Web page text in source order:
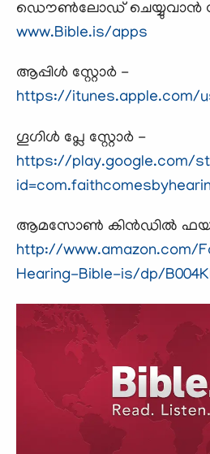
ഡൌണ്‍ലോഡ് ചെയ്യുവാന്‍
www.Bible.is/apps
ആപ്പിൾ സ്റ്റോർ -
https://itunes.apple.com/
ഗൂഗിൾ പ്ലേ സ്റ്റോർ -
https://play.google.com/
ആമസോൺ കിൻഡിൽ
http://www.amazon.com/
Hearing-Bible-is/dp/